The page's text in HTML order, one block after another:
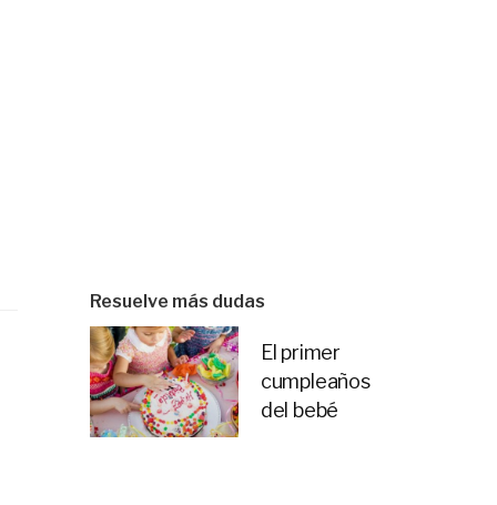
Resuelve más dudas
El primer
cumpleaños
del bebé